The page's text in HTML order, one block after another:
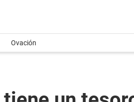
Ovación